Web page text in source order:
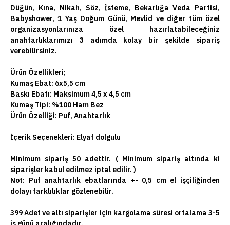
Düğün, Kına, Nikah, Söz, İsteme, Bekarlığa Veda Partisi,
Babyshower, 1 Yaş Doğum Günü, Mevlid ve diğer tüm özel
organizasyonlarınıza özel hazırlatabileceğiniz
anahtarlıklarımızı 3 adımda kolay bir şekilde sipariş
verebilirsiniz.
Ürün Özellikleri;
Kumaş Ebat: 6x5,5 cm
Baskı Ebatı: Maksimum 4,5 x 4,5 cm
Kumaş Tipi: %100 Ham Bez
Ürün Özelliği: Puf, Anahtarlık
İçerik Seçenekleri: Elyaf dolgulu
Minimum sipariş 50 adettir. ( Minimum sipariş altında ki
siparişler kabul edilmez iptal edilir. )
Not: Puf anahtarlık ebatlarında +- 0,5 cm el işçiliğinden
dolayı farklılıklar gözlenebilir.
399 Adet ve altı siparişler için kargolama süresi ortalama 3-5